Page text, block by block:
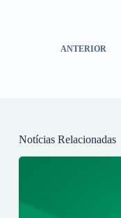
ANTERIOR
Notícias Relacionadas